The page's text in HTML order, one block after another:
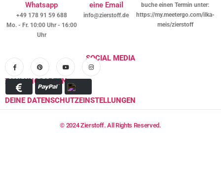
Whatsapp
+49 178 91 59 688
Mo. - Fr. 10:00 Uhr - 16:00
Uhr
eine Email
info@zierstoff.de
buche einen Termin unter:
https://my.meetergo.com/ilka-
meis/zierstoff
SOCIAL MEDIA
ZAHLUNGSARTEN
DEINE DATENSCHUTZEINSTELLUNGEN
© 2024 Zierstoff. All Rights Reserved.